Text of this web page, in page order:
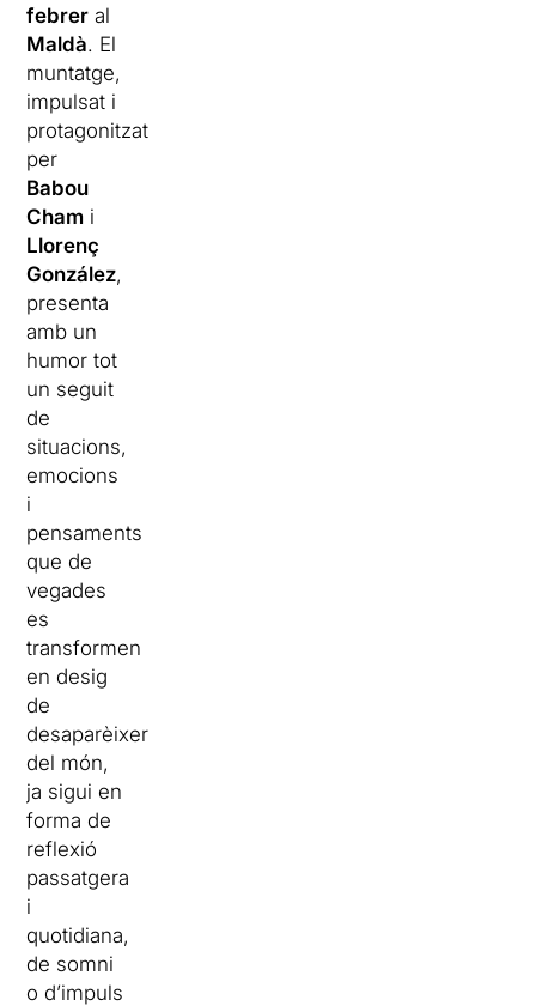
febrer al
Maldà. El
muntatge,
impulsat i
protagonitzat
per
Babou
Cham i
Llorenç
González,
presenta
amb un
humor tot
un seguit
de
situacions,
emocions
i
pensaments
que de
vegades
es
transformen
en desig
de
desaparèixer
del món,
ja sigui en
forma de
reflexió
passatgera
i
quotidiana,
de somni
o d’impuls